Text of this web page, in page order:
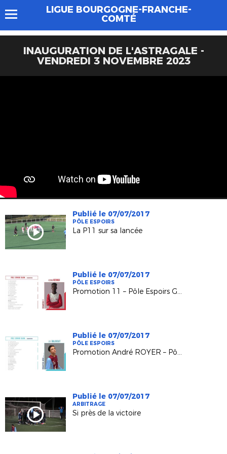
LIGUE BOURGOGNE-FRANCHE-
COMTÉ
INAUGURATION DE L'ASTRAGALE -
VENDREDI 3 NOVEMBRE 2023
Publié le 07/07/2017
PÔLE ESPOIRS
La P11 sur sa lancée
Publié le 07/07/2017
PÔLE ESPOIRS
Promotion 11 – Pôle Espoirs GRAND EST
Publié le 07/07/2017
PÔLE ESPOIRS
Promotion André ROYER – Pôle Espoirs GRAND EST
Publié le 07/07/2017
ARBITRAGE
Si près de la victoire